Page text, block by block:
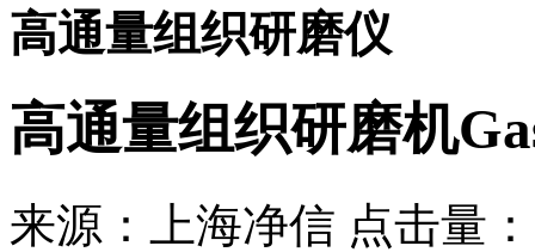
高通量组织研磨仪
高通量组织研磨机
来源：上海净信 点击量：